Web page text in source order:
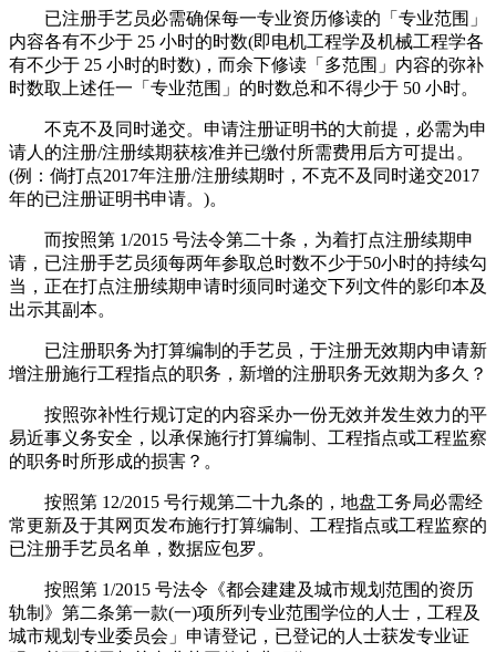
已注册手艺员必需确保每一专业资历修读的「专业范围」
内容各有不少于 25 小时的时数(即电机工程学及机械工程学各
有不少于 25 小时的时数)，而余下修读「多范围」内容的弥补
时数取上述任一「专业范围」的时数总和不得少于 50 小时。
不克不及同时递交。申请注册证明书的大前提，必需为申
请人的注册/注册续期获核准并已缴付所需费用后方可提出。
(例：倘打点2017年注册/注册续期时，不克不及同时递交2017
年的已注册证明书申请。)。
而按照第 1/2015 号法令第二十条，为着打点注册续期申
请，已注册手艺员须每两年参取总时数不少于50小时的持续勾
当，正在打点注册续期申请时须同时递交下列文件的影印本及
出示其副本。
已注册职务为打算编制的手艺员，于注册无效期内申请新
增注册施行工程指点的职务，新增的注册职务无效期为多久？
按照弥补性行规订定的内容采办一份无效并发生效力的平
易近事义务安全，以承保施行打算编制、工程指点或工程监察
的职务时所形成的损害？。
按照第 12/2015 号行规第二十九条的，地盘工务局必需经
常更新及于其网页发布施行打算编制、工程指点或工程监察的
已注册手艺员名单，数据应包罗。
按照第 1/2015 号法令《都会建建及城市规划范围的资历
轨制》第二条第一款(一)项所列专业范围学位的人士，工程及
城市规划专业委员会」申请登记，已登记的人士获发专业证